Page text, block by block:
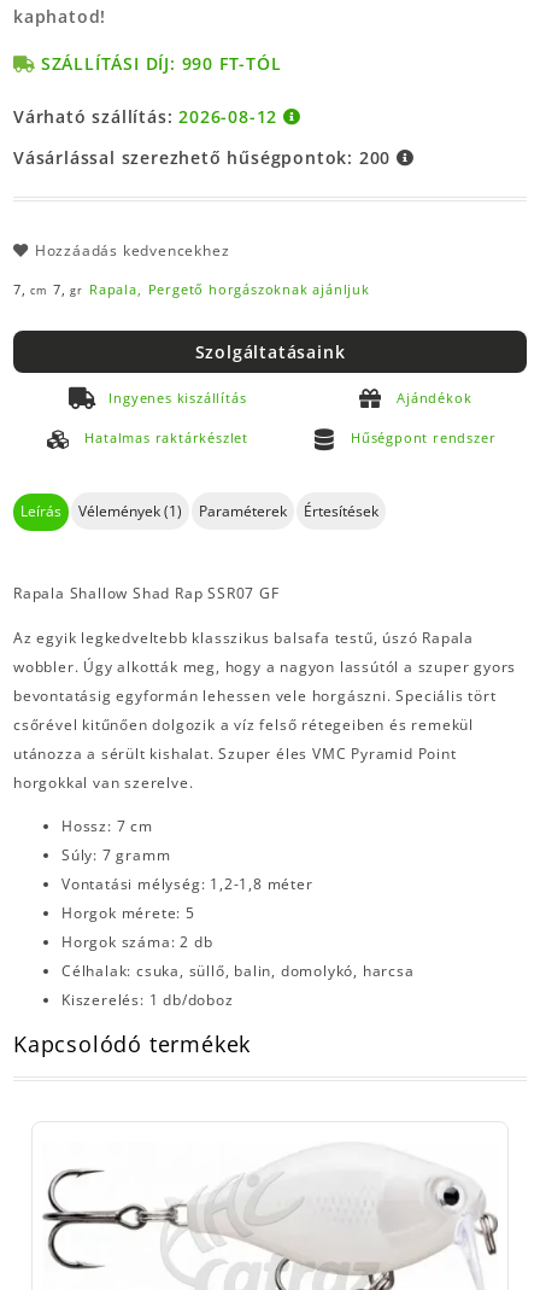
kaphatod!
SZÁLLÍTÁSI DÍJ: 990 FT-TÓL
Várható szállítás:2026-08-12
Vásárlással szerezhető hűségpontok: 200
Hozzáadás kedvencekhez
7,cm 7,gr Rapala, Pergető horgászoknak ajánljuk
Szolgáltatásaink
Ingyenes kiszállítás Ajándékok
Hatalmas raktárkészlet Hűségpont rendszer
Leírás Vélemények (1) Paraméterek Értesítések
Rapala Shallow Shad Rap SSR07 GF
Az egyik legkedveltebb klasszikus balsafa testű, úszó Rapala
wobbler. Úgy alkották meg, hogy a nagyon lassútól a szuper gyors
bevontatásig egyformán lehessen vele horgászni. Speciális tört
csőrével kitűnően dolgozik a víz felső rétegeiben és remekül
utánozza a sérült kishalat. Szuper éles VMC Pyramid Point
horgokkal van szerelve.
Hossz: 7 cm
Súly: 7 gramm
Vontatási mélység: 1,2-1,8 méter
Horgok mérete: 5
Horgok száma: 2 db
Célhalak: csuka, süllő, balin, domolykó, harcsa
Kiszerelés: 1 db/doboz
Kapcsolódó termékek